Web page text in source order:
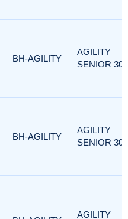
BH-AGILITY
AGILITY
SENIOR 300
BH-AGILITY
AGILITY
SENIOR 300
AGILITY